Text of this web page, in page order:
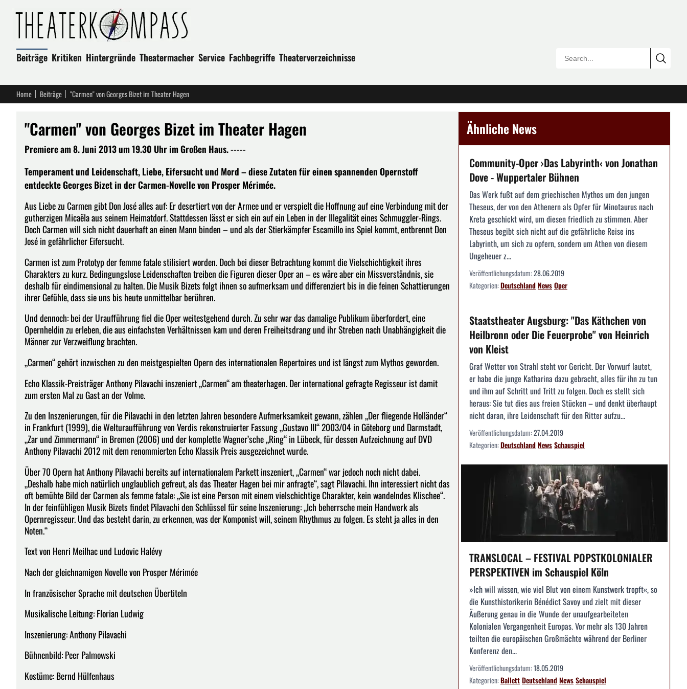
Beiträge Kritiken Hintergründe Theatermacher Service Fachbegriffe Theaterverzeichnisse
Home Beiträge "Carmen" von Georges Bizet im Theater Hagen
"Carmen" von Georges Bizet im Theater Hagen
Premiere am 8. Juni 2013 um 19.30 Uhr im Großen Haus. -----
Temperament und Leidenschaft, Liebe, Eifersucht und Mord – diese Zutaten für einen spannenden Opernstoff
entdeckte Georges Bizet in der Carmen-Novelle von Prosper Mérimée.
Aus Liebe zu Carmen gibt Don José alles auf: Er desertiert von der Armee und er verspielt die Hoffnung auf eine Verbindung mit der
gutherzigen Micaëla aus seinem Heimatdorf. Stattdessen lässt er sich ein auf ein Leben in der Illegalität eines Schmuggler-Rings.
Doch Carmen will sich nicht dauerhaft an einen Mann binden – und als der Stierkämpfer Escamillo ins Spiel kommt, entbrennt Don
José in gefährlicher Eifersucht.
Carmen ist zum Prototyp der femme fatale stilisiert worden. Doch bei dieser Betrachtung kommt die Vielschichtigkeit ihres
Charakters zu kurz. Bedingungslose Leidenschaften treiben die Figuren dieser Oper an – es wäre aber ein Missverständnis, sie
deshalb für eindimensional zu halten. Die Musik Bizets folgt ihnen so aufmerksam und differenziert bis in die feinen Schattierungen
ihrer Gefühle, dass sie uns bis heute unmittelbar berühren.
Und dennoch: bei der Uraufführung fiel die Oper weitestgehend durch. Zu sehr war das damalige Publikum überfordert, eine
Opernheldin zu erleben, die aus einfachsten Verhältnissen kam und deren Freiheitsdrang und ihr Streben nach Unabhängigkeit die
Männer zur Verzweiflung brachten.
„Carmen“ gehört inzwischen zu den meistgespielten Opern des internationalen Repertoires und ist längst zum Mythos geworden.
Echo Klassik-Preisträger Anthony Pilavachi inszeniert „Carmen“ am theaterhagen. Der international gefragte Regisseur ist damit
zum ersten Mal zu Gast an der Volme.
Zu den Inszenierungen, für die Pilavachi in den letzten Jahren besondere Aufmerksamkeit gewann, zählen „Der fliegende Holländer“
in Frankfurt (1999), die Welturaufführung von Verdis rekonstruierter Fassung „Gustavo III“ 2003/04 in Göteborg und Darmstadt,
„Zar und Zimmermann“ in Bremen (2006) und der komplette Wagner’sche „Ring“ in Lübeck, für dessen Aufzeichnung auf DVD
Anthony Pilavachi 2012 mit dem renommierten Echo Klassik Preis ausgezeichnet wurde.
Über 70 Opern hat Anthony Pilavachi bereits auf internationalem Parkett inszeniert, „Carmen“ war jedoch noch nicht dabei.
„Deshalb habe mich natürlich unglaublich gefreut, als das Theater Hagen bei mir anfragte“, sagt Pilavachi. Ihn interessiert nicht das
oft bemühte Bild der Carmen als femme fatale: „Sie ist eine Person mit einem vielschichtige Charakter, kein wandelndes Klischee“.
In der feinfühligen Musik Bizets findet Pilavachi den Schlüssel für seine Inszenierung: „Ich beherrsche mein Handwerk als
Opernregisseur. Und das besteht darin, zu erkennen, was der Komponist will, seinem Rhythmus zu folgen. Es steht ja alles in den
Noten.“
Text von Henri Meilhac und Ludovic Halévy
Nach der gleichnamigen Novelle von Prosper Mérimée
In französischer Sprache mit deutschen Übertiteln
Musikalische Leitung: Florian Ludwig
Inszenierung: Anthony Pilavachi
Bühnenbild: Peer Palmowski
Kostüme: Bernd Hülfenhaus
Ähnliche News
Community-Oper ›Das Labyrinth‹ von Jonathan
Dove - Wuppertaler Bühnen
Das Werk fußt auf dem griechischen Mythos um den jungen
Theseus, der von den Athenern als Opfer für Minotaurus nach
Kreta geschickt wird, um diesen friedlich zu stimmen. Aber
Theseus begibt sich nicht auf die gefährliche Reise ins
Labyrinth, um sich zu opfern, sondern um Athen von diesem
Ungeheuer z...
Veröffentlichungsdatum:28.06.2019
Kategorien:DeutschlandNewsOper
Staatstheater Augsburg: "Das Käthchen von
Heilbronn oder Die Feuerprobe" von Heinrich
von Kleist
Graf Wetter von Strahl steht vor Gericht. Der Vorwurf lautet,
er habe die junge Katharina dazu gebracht, alles für ihn zu tun
und ihm auf Schritt und Tritt zu folgen. Doch es stellt sich
heraus: Sie tut dies aus freien Stücken – und denkt überhaupt
nicht daran, ihre Leidenschaft für den Ritter aufzu...
Veröffentlichungsdatum:27.04.2019
Kategorien:DeutschlandNewsSchauspiel
TRANSLOCAL – FESTIVAL POPSTKOLONIALER
PERSPEKTIVEN im Schauspiel Köln
»Ich will wissen, wie viel Blut von einem Kunstwerk tropft«, so
die Kunsthistorikerin Bénédict Savoy und zielt mit dieser
Äußerung genau in die Wunde der unaufgearbeiteten
Kolonialen Vergangenheit Europas. Vor mehr als 130 Jahren
teilten die europäischen Großmächte während der Berliner
Konferenz den...
Veröffentlichungsdatum:18.05.2019
Kategorien:BallettDeutschlandNewsSchauspiel